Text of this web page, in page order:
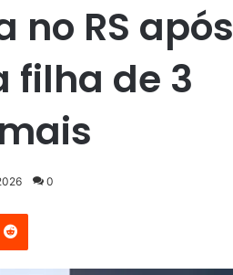
no RS após
filha de 3
0
Reddit